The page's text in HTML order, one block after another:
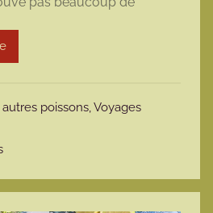
a
r
m
t
poissons,Voyages